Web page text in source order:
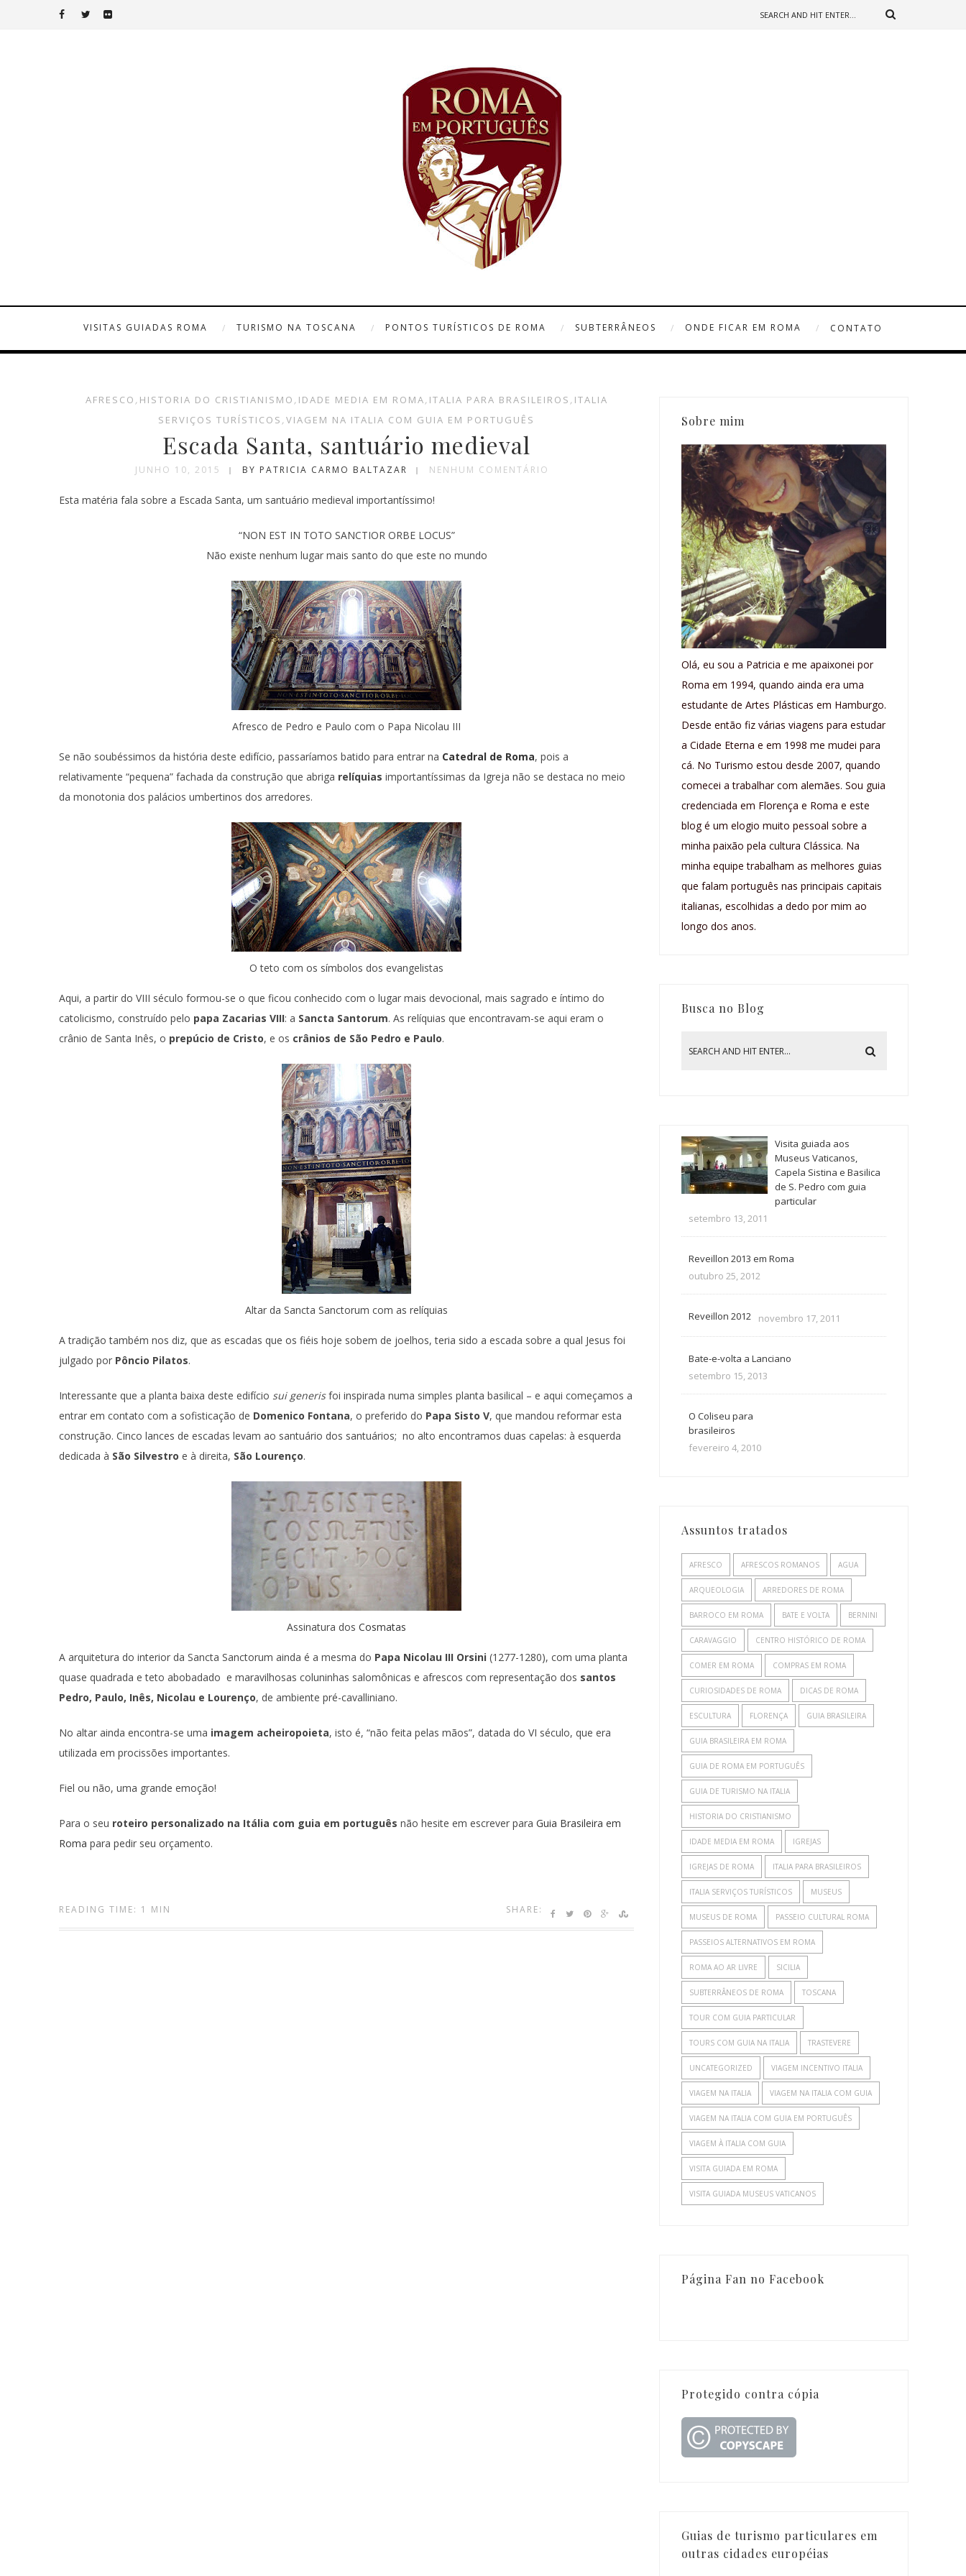
VISITAS GUIADAS ROMA TURISMO NA TOSCANA PONTOS TURÍSTICOS DE ROMA SUBTERRÂNEOS ONDE FICAR EM ROMA CONTATO
AFRESCO , HISTORIA DO CRISTIANISMO , IDADE MEDIA EM ROMA, ITALIA PARA BRASILEIROS , ITALIA
SERVIÇOS TURÍSTICOS , VIAGEM NA ITALIA COM GUIA EM PORTUGUÊS
Escada Santa, santuário medieval
JUNHO 10, 2015 BY PATRICIA CARMO BALTAZAR NENHUM COMENTÁRIO
Esta matéria fala sobre a Escada Santa, um santuário medieval importantíssimo!
“NON EST IN TOTO SANCTIOR ORBE LOCUS”
Não existe nenhum lugar mais santo do que este no mundo
Afresco de Pedro e Paulo com o Papa Nicolau III
Se não soubéssimos da história deste edifício, passaríamos batido para entrar na Catedral de Roma, pois a
relativamente “pequena” fachada da construção que abriga relíquias importantíssimas da Igreja não se destaca no meio
da monotonia dos palácios umbertinos dos arredores.
O teto com os símbolos dos evangelistas
Aqui, a partir do VIII século formou-se o que ficou conhecido com o lugar mais devocional, mais sagrado e íntimo do
catolicismo, construído pelo papa Zacarias VIII: a Sancta Santorum. As relíquias que encontravam-se aqui eram o
crânio de Santa Inês, o prepúcio de Cristo, e os crânios de São Pedro e Paulo.
Altar da Sancta Sanctorum com as relíquias
A tradição também nos diz, que as escadas que os fiéis hoje sobem de joelhos, teria sido a escada sobre a qual Jesus foi
julgado por Pôncio Pilatos.
Interessante que a planta baixa deste edifício sui generisfoi inspirada numa simples planta basilical – e aqui começamos a
entrar em contato com a sofisticação de Domenico Fontana, o preferido do Papa Sisto V, que mandou reformar esta
construção. Cinco lances de escadas levam ao santuário dos santuários; no alto encontramos duas capelas: à esquerda
dedicada à São Silvestro e à direita, São Lourenço.
Assinatura dos Cosmatas
A arquitetura do interior da Sancta Sanctorum ainda é a mesma do Papa Nicolau III Orsini (1277-1280), com uma planta
quase quadrada e teto abobadado e maravilhosas coluninhas salomônicas e afrescos com representação dos santos
Pedro, Paulo, Inês, Nicolau e Lourenço, de ambiente pré-cavalliniano.
No altar ainda encontra-se uma imagem acheiropoieta, isto é, “não feita pelas mãos”, datada do VI século, que era
utilizada em procissões importantes.
Fiel ou não, uma grande emoção!
Para o seu roteiro personalizado na Itália com guia em português não hesite em escrever para Guia Brasileira em
Roma para pedir seu orçamento.
SHARE:
READING TIME: 1 MIN
Sobre mim
Olá, eu sou a Patricia e me apaixonei por
Roma em 1994, quando ainda era uma
estudante de Artes Plásticas em Hamburgo.
Desde então fiz várias viagens para estudar
a Cidade Eterna e em 1998 me mudei para
cá. No Turismo estou desde 2007, quando
comecei a trabalhar com alemães. Sou guia
credenciada em Florença e Roma e este
blog é um elogio muito pessoal sobre a
minha paixão pela cultura Clássica. Na
minha equipe trabalham as melhores guias
que falam português nas principais capitais
italianas, escolhidas a dedo por mim ao
longo dos anos.
Busca no Blog
Visita guiada aos
Museus Vaticanos,
Capela Sistina e Basilica
de S. Pedro com guia
particular
setembro 13, 2011
Reveillon 2013 em Roma
outubro 25, 2012
Reveillon 2012 novembro 17, 2011
Bate-e-volta a Lanciano
setembro 15, 2013
O Coliseu para
brasileiros
fevereiro 4, 2010
Assuntos tratados
AFRESCO AFRESCOS ROMANOS AGUA
ARQUEOLOGIA ARREDORES DE ROMA
BARROCO EM ROMA BATE E VOLTA BERNINI
CARAVAGGIO CENTRO HISTÓRICO DE ROMA
COMER EM ROMA COMPRAS EM ROMA
CURIOSIDADES DE ROMA DICAS DE ROMA
ESCULTURA FLORENÇA GUIA BRASILEIRA
GUIA BRASILEIRA EM ROMA
GUIA DE ROMA EM PORTUGUÊS
GUIA DE TURISMO NA ITALIA
HISTORIA DO CRISTIANISMO
IDADE MEDIA EM ROMA IGREJAS
IGREJAS DE ROMA ITALIA PARA BRASILEIROS
ITALIA SERVIÇOS TURÍSTICOS MUSEUS
MUSEUS DE ROMA PASSEIO CULTURAL ROMA
PASSEIOS ALTERNATIVOS EM ROMA
ROMA AO AR LIVRE SICILIA
SUBTERRÂNEOS DE ROMA TOSCANA
TOUR COM GUIA PARTICULAR
TOURS COM GUIA NA ITALIA TRASTEVERE
UNCATEGORIZED VIAGEM INCENTIVO ITALIA
VIAGEM NA ITALIA VIAGEM NA ITALIA COM GUIA
VIAGEM NA ITALIA COM GUIA EM PORTUGUÊS
VIAGEM À ITALIA COM GUIA
VISITA GUIADA EM ROMA
VISITA GUIADA MUSEUS VATICANOS
Página Fan no Facebook
Protegido contra cópia
Guias de turismo particulares em
outras cidades européias